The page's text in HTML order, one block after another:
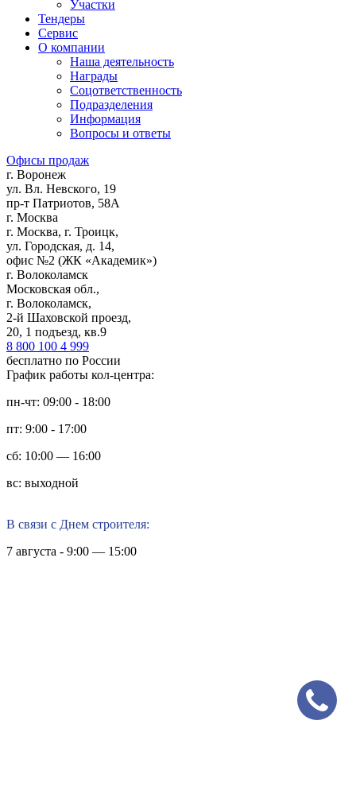
Участки
Тендеры
Сервис
О компании
Наша деятельность
Награды
Соцответственность
Подразделения
Информация
Вопросы и ответы
Офисы продаж
г. Воронеж
ул. Вл. Невского, 19
пр-т Патриотов, 58А
г. Москва
г. Москва, г. Троицк,
ул. Городская, д. 14,
офис №2 (ЖК «Академик»)
г. Волоколамск
Московская обл.,
г. Волоколамск,
2-й Шаховской проезд,
20, 1 подъезд, кв.9
8 800 100 4 999
бесплатно по России
График работы кол-центра:
пн-чт: 09:00 - 18:00
пт: 9:00 - 17:00
сб: 10:00 — 16:00
вс: выходной
В связи с Днем строителя:
7 августа - 9:00 — 15:00